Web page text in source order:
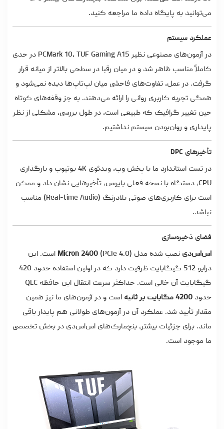
می‌توانید به پایگاه داده ما مراجعه کنید.
عملکرد سیستم
در آزمون‌های مصنوعی نظیر PCMark 10، TUF Gaming A15 در حدی
کاملاً مناسب ظاهر شد و در میان رقبا در سطحی بالاتر از میانه قرار
گرفت. در عمل، تفاوت‌های فاحشی میان لپ‌تاپ‌ها دیده نمی‌شود و
همگی تجربه کاربری روانی را ارائه می‌دهند. به‌ جز وقفه‌های کوتاه
حین تغییر گرافیک که طبیعی است، در طول بررسی، مشکلی از نظر
پایداری و روان‌بودن سیستم نداشتیم.
تأخیرهای DPC
در تست استاندارد ما با پخش وب، ویدئوی 4K یوتیوب و بارگذاری
CPU، دستگاه با نسخه فعلی بایوس، تأخیرهایی نشان داد و ممکن
است برای کاربری‌های صوتی بلادرنگ (Real-time Audio) مناسب
نباشد.
فضای ذخیره‌سازی
اس‌اس‌دی نصب‌ شده مدل Micron 2400 (PCIe 4.0) است. این
درایو 512 گیگابایت ظرفیت دارد که در اولین استفاده حدود 420
گیگابایت آن خالی است. حداکثر سرعت انتقال این حافظه QLC
حدود 4200 مگابایت بر ثانیه
است و در آزمون‌های ما نیز همین
مقدار تأیید شد. عملکرد آن در آزمون‌های طولانی هم پایدار باقی
ماند. برای جزئیات بیشتر، بنچمارک‌های اس‌اس‌دی در بخش تخصصی
ما موجود است.